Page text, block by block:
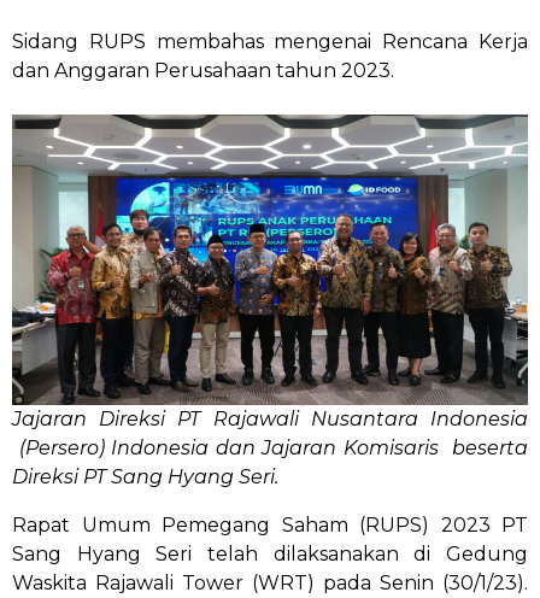
Sidang RUPS membahas mengenai Rencana Kerja
dan Anggaran Perusahaan tahun 2023.
Jajaran Direksi PT Rajawali Nusantara Indonesia
(Persero) Indonesia dan Jajaran Komisaris beserta
Direksi PT Sang Hyang Seri.
Rapat Umum Pemegang Saham (RUPS) 2023 PT
Sang Hyang Seri telah dilaksanakan di Gedung
Waskita Rajawali Tower (WRT) pada Senin (30/1/23).